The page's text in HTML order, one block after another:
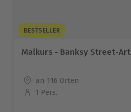
BESTSELLER
Malkurs - Banksy Street-Art
Standort
an 116 Orten
Anzahl der Teilnehmer
1 Pers.